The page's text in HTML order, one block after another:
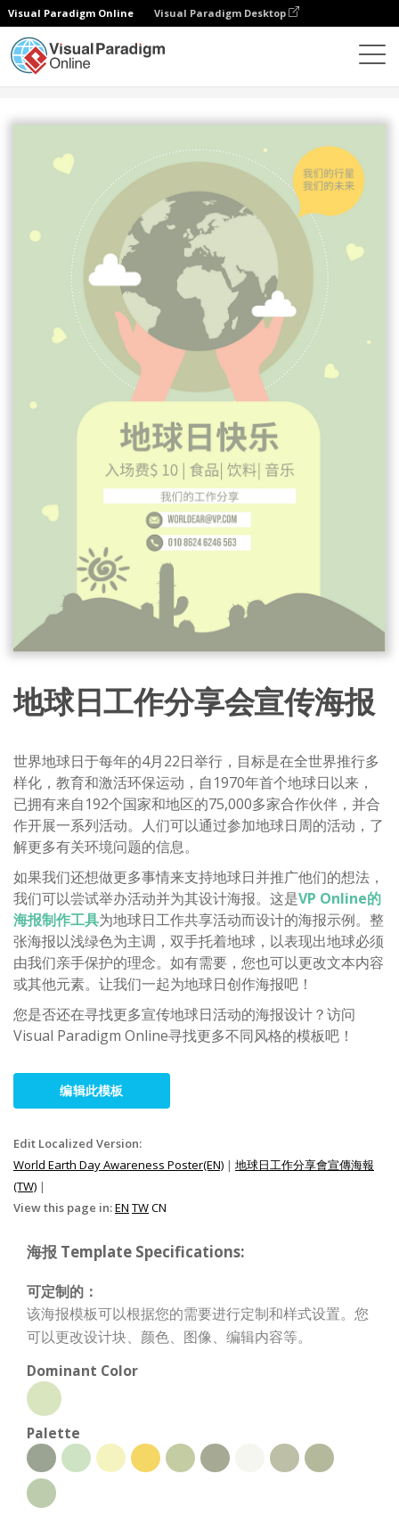
Visual Paradigm Online Visual Paradigm Desktop
地球日工作分享会宣传海报
世界地球日于每年的4月22日举行，目标是在全世界推行多
样化，教育和激活环保运动，自1970年首个地球日以来，
已拥有来自192个国家和地区的75,000多家合作伙伴，并合
作开展一系列活动。人们可以通过参加地球日周的活动，了
解更多有关环境问题的信息。
如果我们还想做更多事情来支持地球日并推广他们的想法，
我们可以尝试举办活动并为其设计海报。这是VP Online的
海报制作工具为地球日工作共享活动而设计的海报示例。整
张海报以浅绿色为主调，双手托着地球，以表现出地球必须
由我们亲手保护的理念。如有需要，您也可以更改文本内容
或其他元素。让我们一起为地球日创作海报吧！
您是否还在寻找更多宣传地球日活动的海报设计？访问
Visual Paradigm Online寻找更多不同风格的模板吧！
编辑此模板
Edit Localized Version:
World Earth Day Awareness Poster(EN) | 地球日工作分享會宣傳海報
(TW) |
View this page in:EN TWCN
海报 Template Specifications:
可定制的：
该海报模板可以根据您的需要进行定制和样式设置。您
可以更改设计块、颜色、图像、编辑内容等。
Dominant Color
Palette